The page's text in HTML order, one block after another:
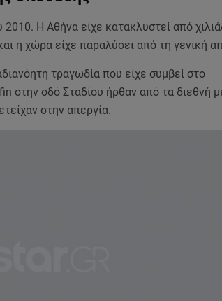
Η Αθήνα είχε κατακλυστεί από
η χώρα είχε παραλύσει από τη γενική
τραγωδία που είχε συμβεί στο
στην οδό Σταδίου ήρθαν από τα διεθνή
στην απεργία.